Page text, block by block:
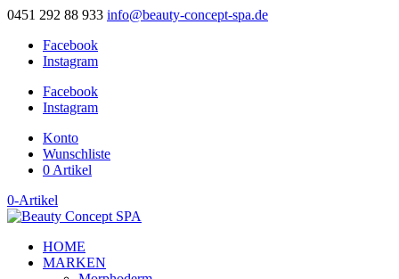
0451 292 88 933 info@beauty-concept-spa.de
Facebook
Instagram
Facebook
Instagram
Konto
Wunschliste
0 Artikel
0-Artikel
HOME
MARKEN